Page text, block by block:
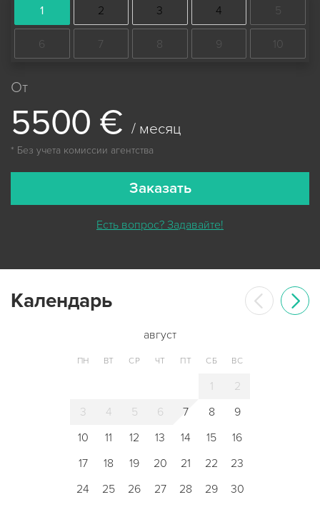
1 2 3 4 5
6 7 8 9 10
От
5500 € / месяц
* Без учета комиссии агентства
Заказать
Есть вопрос? Задавайте!
Календарь
август
ПН ВТ СР ЧТ ПТ СБ ВС
1
2
3
4 5 6 7 8
9
10
11 12 13 14 15
16
17
18 19 20 21 22
23
24
25 26 27 28 29 30